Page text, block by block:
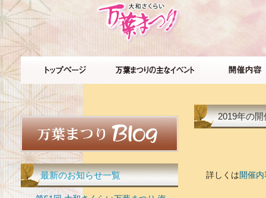
2019年の
詳しくは開催内
最新のお知らせ一覧